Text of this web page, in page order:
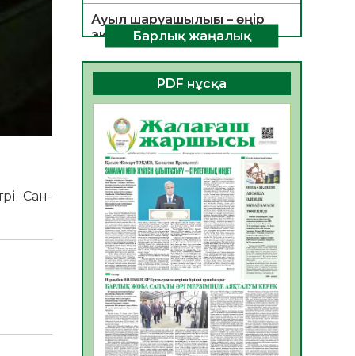
Сан-
Ауыл шаруашылығы – өңір
экономикасының негізгі
тірегі
06.08.2026
43 0
ҚОҒАМДЫҚ БЕЛСЕНДІЛІК –
ЕЛ ДАМУЫНЫҢ НЕГІЗІ
06.08.2026
40
ҚҰРЫЛТАЙ САЙЛАУЫ –
БОЛАШАҚҚА БАСТАР
ЖАУАПТЫ ТАҢДАУ
06.08.2026
42
Инфекциялық ауруларға
қарсы иммундау
жұмыстарының тиімділігі
06.08.2026
45
Көкжөтел ауруы туралы
Барлық жаңалық
PDF нұсқа